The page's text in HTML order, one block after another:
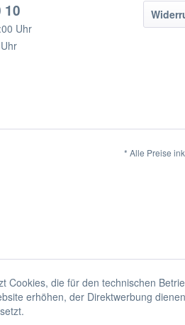
10
Uhr
* Alle Preise
Cookies, die für den technischen
erhöhen, der Direktwerbung